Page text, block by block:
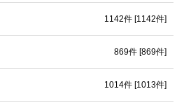
1142件 [1142件]
869件 [869件]
1014件 [1013件]